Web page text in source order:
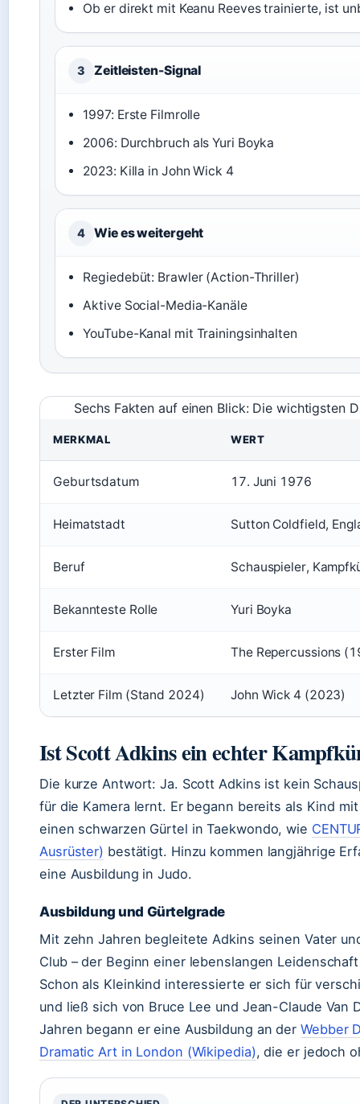
Ob er direkt mit Keanu Reeves trainierte, ist
3 Zeitleisten-Signal
1997: Erste Filmrolle
2006: Durchbruch als Yuri Boyka
2023: Killa in John Wick 4
4 Wie es weitergeht
Regiedebüt: Brawler (Action-Thriller)
Aktive Social-Media-Kanäle
YouTube-Kanal mit Trainingsinhalten
Sechs Fakten auf einen Blick: Die wichtigsten
MERKMAL WERT
Geburtsdatum 17. Juni 1976
Heimatstadt Sutton Coldfield,
Beruf Schauspieler,
Bekannteste Rolle Yuri Boyka
Erster Film The Repercussions
Letzter Film (Stand 2024) John Wick 4 (2023)
Ist Scott Adkins ein echter
Die kurze Antwort: Ja. Scott Adkins ist kein
für die Kamera lernt. Er begann bereits als Kind
einen schwarzen Gürtel in Taekwondo, wie
Ausrüster) bestätigt. Hinzu kommen langjährige
eine Ausbildung in Judo.
Ausbildung und Gürtelgrade
Mit zehn Jahren begleitete Adkins seinen Vater
Club – der Beginn einer lebenslangen Leidenschaft
Schon als Kleinkind interessierte er sich für
und ließ sich von Bruce Lee und Jean-Claude Van
Jahren begann er eine Ausbildung an der Webber
Dramatic Art in London (Wikipedia), die er jedoch